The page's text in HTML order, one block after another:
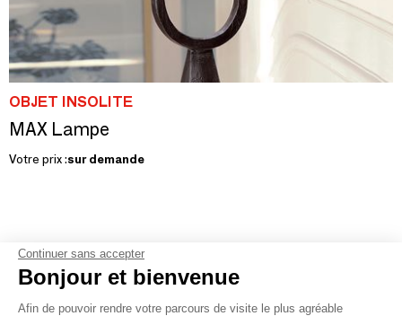
OBJET INSOLITE
MAX Lampe
Votre prix :sur demande
1 2 3 4 5 6 7
Continuer sans accepter
Bonjour et bienvenue
Afin de pouvoir rendre votre parcours de visite le plus agréable